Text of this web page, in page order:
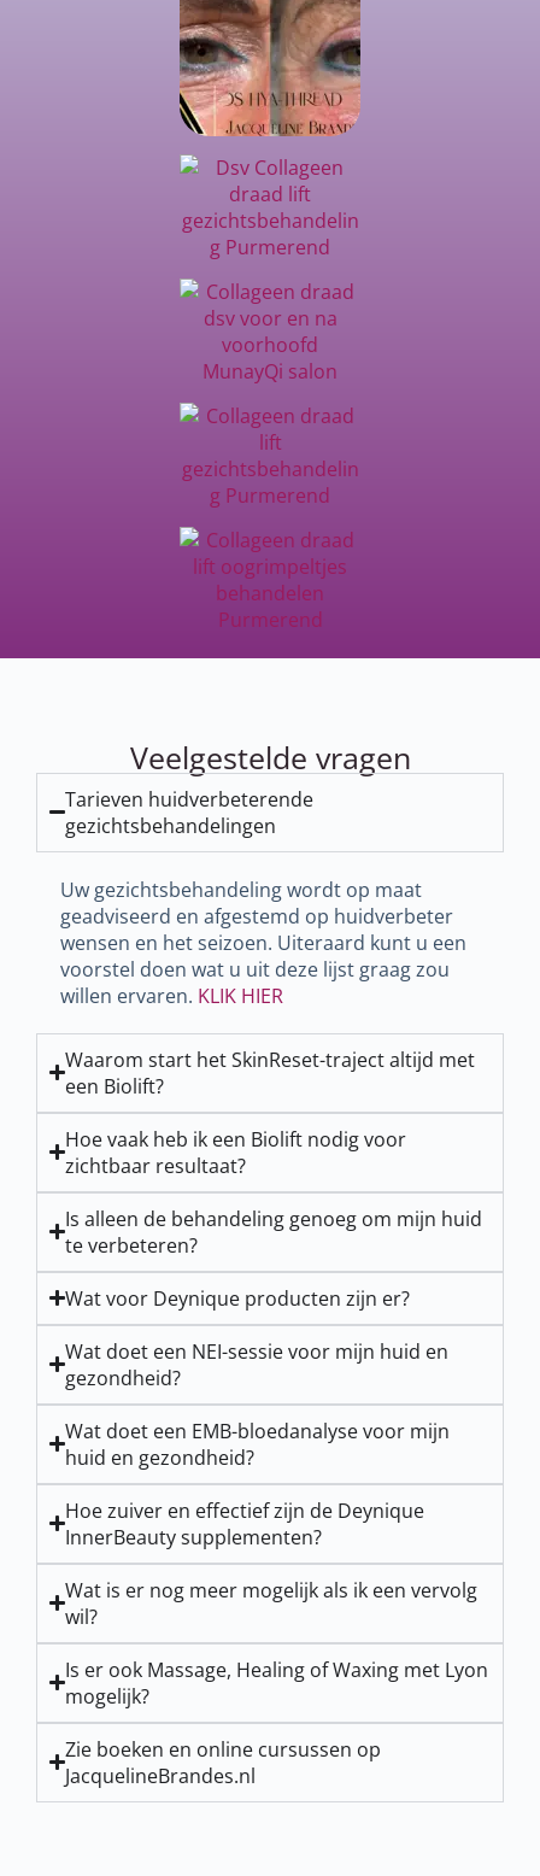
Veelgestelde vragen
Tarieven huidverbeterende
gezichtsbehandelingen
Uw gezichtsbehandeling wordt op maat
geadviseerd en afgestemd op huidverbeter
wensen en het seizoen. Uiteraard kunt u een
voorstel doen wat u uit deze lijst graag zou
willen ervaren. KLIK HIER
Waarom start het SkinReset-traject altijd met
een Biolift?
Hoe vaak heb ik een Biolift nodig voor
zichtbaar resultaat?
Is alleen de behandeling genoeg om mijn huid
te verbeteren?
Wat voor Deynique producten zijn er?
Wat doet een NEI-sessie voor mijn huid en
gezondheid?
Wat doet een EMB-bloedanalyse voor mijn
huid en gezondheid?
Hoe zuiver en effectief zijn de Deynique
InnerBeauty supplementen?
Wat is er nog meer mogelijk als ik een vervolg
wil?
Is er ook Massage, Healing of Waxing met Lyon
mogelijk?
Zie boeken en online cursussen op
JacquelineBrandes.nl